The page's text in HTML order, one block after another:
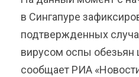
в Сингапуре
подтвержденных
вирусом оспы обезьян
сообщает РИА